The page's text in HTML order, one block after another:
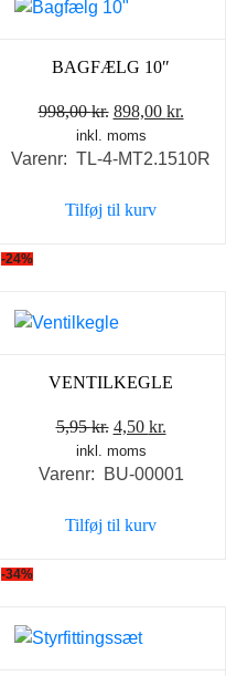
BAGFÆLG 10″
998,00kr. Den
oprindelige
pris
998,00 kr..
898,00 kr.
pris
inkl. moms
Varenr: TL-4-MT2.1510R
Tilføj til kurv
-24%
VENTILKEGLE
5,95kr. Den
oprindelige
pris
5,95 kr..
4,50 kr.
pris
inkl. moms
Varenr: BU-00001
Tilføj til kurv
-34%